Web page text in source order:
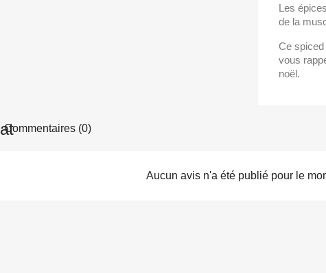
Les
de la
Ce
vous
noël.
Commentaires (0)
Aucun avis n'a été publié pour le